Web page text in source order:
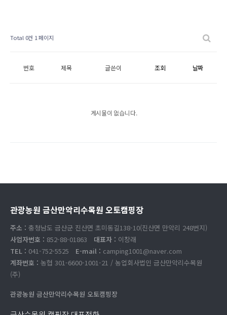
Total 0건 1 페이지
번호 제목 글쓴이 조회 날짜
게시물이 없습니다.
관광농원 금산만악리수목원 오토캠핑장
주소 : 충청남도 금산군 진산면 초미동길138-10(진산면 만악리 248번지)
사업자번호 : 852-88-01863 대표자 : 이창래
TEL : 041-752-5525 E-mail : camping1001@naver.com
계좌번호 : 농협 301-6600-1001-21 / 농업회사법인 금산만악리수목원
(주)
관광농원 금산만악리수목원 오토캠핑장